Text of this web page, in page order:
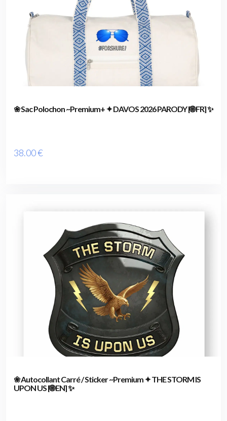
❀ Sac Polochon ~Premium+ ✦ DAVOS 2026 PARODY [🌐 FR] ✨
38.00€
❀ Autocollant Carré / Sticker ~Premium ✦ THE STORM IS
UPON US [🌐 EN] ✨